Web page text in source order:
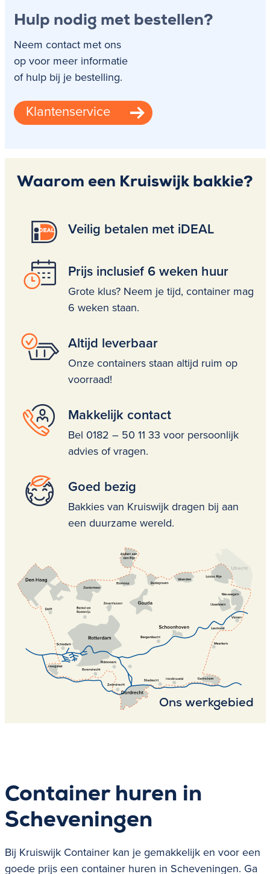
Hulp nodig met bestellen?
Neem contact met ons
op voor meer informatie
of hulp bij je bestelling.
Klantenservice
Waarom een Kruiswijk bakkie?
Veilig betalen met iDEAL
Prijs inclusief 6 weken huur
Grote klus? Neem je tijd, container mag
6 weken staan.
Altijd leverbaar
Onze containers staan altijd ruim op
voorraad!
Makkelijk contact
Bel 0182 – 50 11 33 voor persoonlijk
advies of vragen.
Goed bezig
Bakkies van Kruiswijk dragen bij aan
een duurzame wereld.
Ons werkgebied
Container huren in
Scheveningen
Bij Kruiswijk Container kan je gemakkelijk en voor een
goede prijs een container huren in Scheveningen. Ga